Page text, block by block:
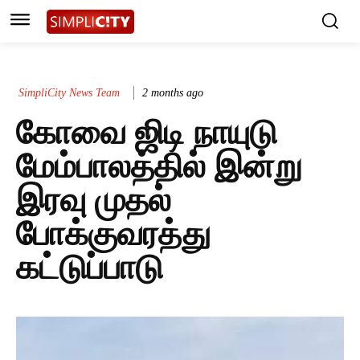
SimpliCity News Team 2 months ago
கோவை ஜிடி நாயுடு
மேம்பாலத்தில் இன்று
இரவு முதல்
போக்குவரத்து
கட்டுப்பாடு